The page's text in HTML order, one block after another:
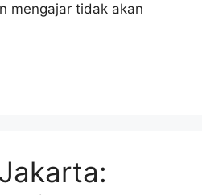
mengajar tidak akan